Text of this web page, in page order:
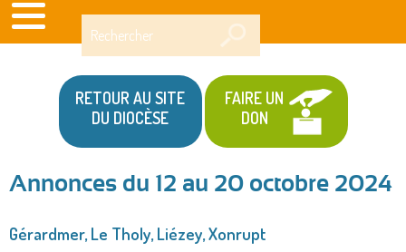
RETOUR AU SITE
DU DIOCÈSE
FAIRE UN
DON
êtes
Annonces du 12 au 20 octobre 2024
Gérardmer, Le Tholy, Liézey, Xonrupt